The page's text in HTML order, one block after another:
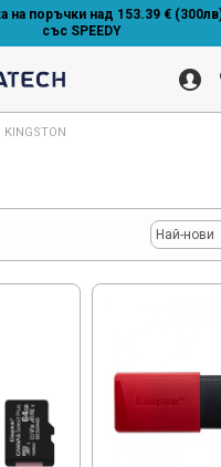
на поръчки над 153.39 €
със SPEEDY
KINGSTON